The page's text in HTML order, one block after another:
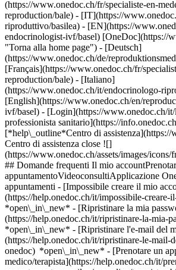
(https://www.onedoc.ch/fr/specialiste-en-
reproduction/bale) - [IT](https://
riproduttivo/basilea) - [EN](https://
endocrinologist-ivf/basel) [OneDoc](https://
"Torna alla home page") - [Deutsch]
(https://www.onedoc.ch/de/
[Français](https://www.onedoc.ch/fr/
reproduction/bale) - [Italiano]
(https://www.onedoc.ch/it/endocrinologo-
[English](https://www.onedoc.ch/en/
ivf/basel) - [Login](https://www.onedoc.ch/
professionista sanitario](https://
[*help\_outline*Centro di assistenza](https://
Centro di assistenza close ![]
(https://www.onedoc.ch/assets/images/icons/
## Domande frequenti Il mio
appuntamentoVideoconsultiApplicazione
appuntamenti - [Impossibile creare il mio
(https://help.onedoc.ch/it/impossibile-creare-
*open\_in\_new* - [Ripristinare la mia
(https://help.onedoc.ch/it/ripristinare-la-mia-
*open\_in\_new* - [Ripristinare l'e-mail del
(https://help.onedoc.ch/it/ripristinare-le-mail-
onedoc) *open\_in\_new* - [Prenotare un
medico/terapista](https://help.onedoc.ch/it/